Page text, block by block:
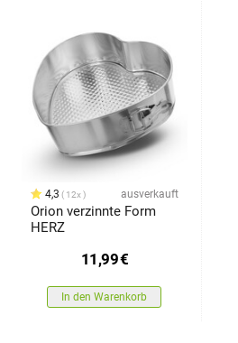
4,3 12x ausverkauft
Orion verzinnte Form
HERZ
11,99€
In den Warenkorb